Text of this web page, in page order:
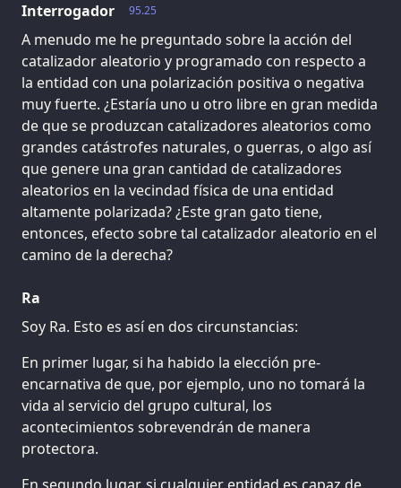
95.25
Interrogador
A menudo me he preguntado sobre la acción del
catalizador aleatorio y programado con respecto a
la entidad con una polarización positiva o negativa
muy fuerte. ¿Estaría uno u otro libre en gran medida
de que se produzcan catalizadores aleatorios como
grandes catástrofes naturales, o guerras, o algo así
que genere una gran cantidad de catalizadores
aleatorios en la vecindad física de una entidad
altamente polarizada? ¿Este gran gato tiene,
entonces, efecto sobre tal catalizador aleatorio en el
camino de la derecha?
Ra
Soy Ra. Esto es así en dos circunstancias:
En primer lugar, si ha habido la elección pre-
encarnativa de que, por ejemplo, uno no tomará la
vida al servicio del grupo cultural, los
acontecimientos sobrevendrán de manera
protectora.